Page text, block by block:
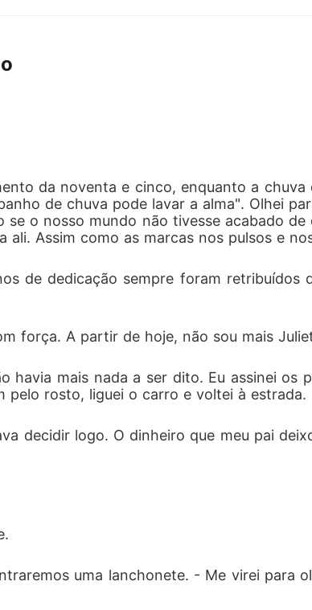
domá-la. "Adoro um desafio.", ele diz. Juliet é
E quando tudo voltar para assombrá-la...
amor de um homem que jurou nunca amar.
Se isso seria um pesadelo... ou a
da noventa e cinco, enquanto a
de chuva pode lavar a alma". Olhei
o nosso mundo não tivesse acabado
Assim como as marcas nos pulsos e
de dedicação sempre foram
força. A partir de hoje, não sou mais
havia mais nada a ser dito. Eu assinei os
pelo rosto, liguei o carro e voltei à estrada.
decidir logo. O dinheiro que meu pai
uma lanchonete. - Me virei para